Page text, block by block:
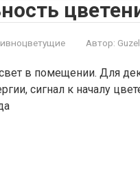
Автор:
в помещении. Для
сигнал к началу